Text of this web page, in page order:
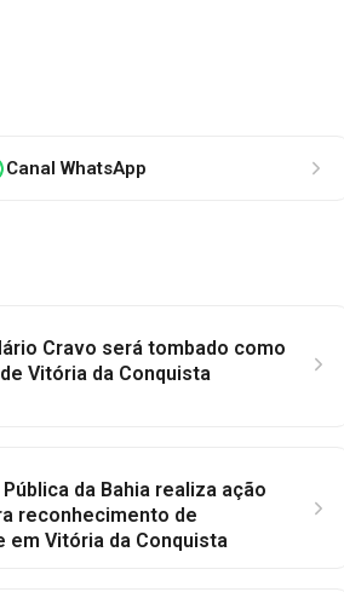
Canal WhatsApp
Cravo será tombado como
Vitória da Conquista
da Bahia realiza ação
reconhecimento de
em Vitória da Conquista